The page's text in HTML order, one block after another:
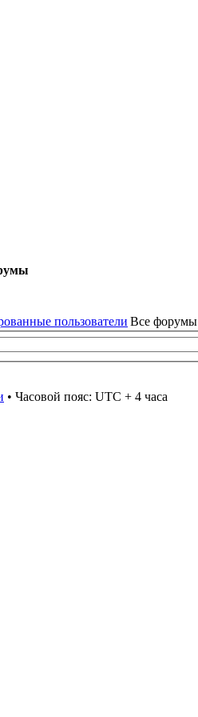
пользователи Все форумы
• Часовой пояс: UTC + 4 часа